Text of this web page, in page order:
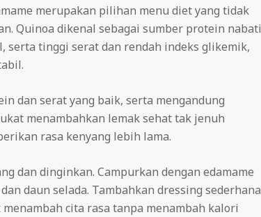
merupakan pilihan menu diet yang tidak
Quinoa dikenal sebagai sumber protein nabati
serta tinggi serat dan rendah indeks glikemik,
dan serat yang baik, serta mengandung
menambahkan lemak sehat tak jenuh
rasa kenyang lebih lama.
dan dinginkan. Campurkan dengan edamame
daun selada. Tambahkan dressing sederhana
cita rasa tanpa menambah kalori